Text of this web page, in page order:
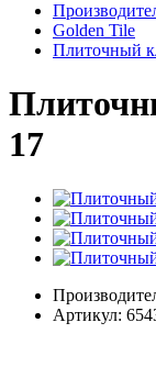
Golden Tile
Плиточный
17
Артикул: